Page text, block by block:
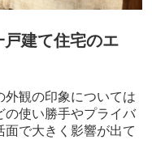
建て住宅のエ
外観の印象については
の使い勝手やプライバ
面で大きく影響が出て